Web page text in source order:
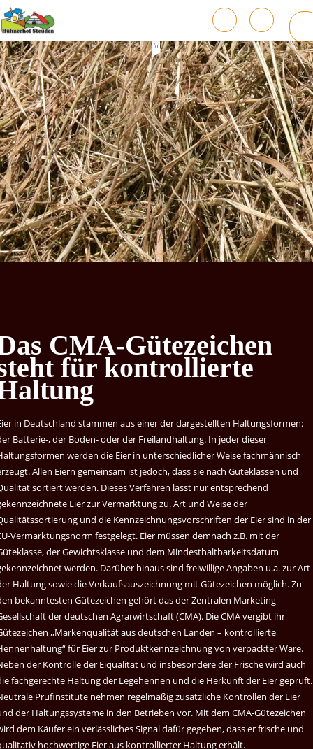
CMA-Gütezeichen
für kontrollierte
in Deutschland stammen aus einer der dargestellten Haltungsformen:
Batterie-, der Boden- oder der Freilandhaltung. In jeder dieser
werden die Eier in unterschiedlicher Weise fachmännisch
Allen Eiern gemeinsam ist jedoch, dass sie nach Güteklassen und
sortiert werden. Dieses Verfahren lässt nur entsprechend
Eier zur Vermarktung zu. Art und Weise der
und die Kennzeichnungsvorschriften der Eier sind in der
Vermarktungsnorm festgelegt. Eier müssen demnach z.B. mit der
der Gewichtsklasse und dem Mindesthaltbarkeitsdatum
werden. Darüber hinaus sind freiwillige Angaben u.a. zur Art
Haltung sowie die Verkaufsauszeichnung mit Gütezeichen möglich. Zu
bekanntesten Gütezeichen gehört das der Zentralen Marketing-
der deutschen Agrarwirtschaft (CMA). Die CMA vergibt ihr
,,Markenqualität aus deutschen Landen – kontrollierte
für Eier zur Produktkennzeichnung von verpackter Ware.
der Kontrolle der Eiqualität und insbesondere der Frische wird auch
fachgerechte Haltung der Legehennen und die Herkunft der Eier geprüft.
Prüfinstitute nehmen regelmäßig zusätzliche Kontrollen der Eier
der Haltungssysteme in den Betrieben vor. Mit dem CMA-Gütezeichen
dem Käufer ein verlässliches Signal dafür gegeben, dass er frische und
hochwertige Eier aus kontrollierter Haltung erhält.